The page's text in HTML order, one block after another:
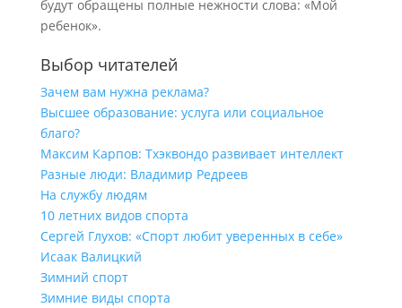
будут обращены полные нежности слова: «Мой
ребенок».
Выбор читателей
Зачем вам нужна реклама?
Высшее образование: услуга или социальное
благо?
Максим Карпов: Тхэквондо развивает интеллект
Разные люди: Владимир Редреев
На службу людям
10 летних видов спорта
Сергей Глухов: «Спорт любит уверенных в себе»
Исаак Валицкий
Зимний спорт
Зимние виды спорта